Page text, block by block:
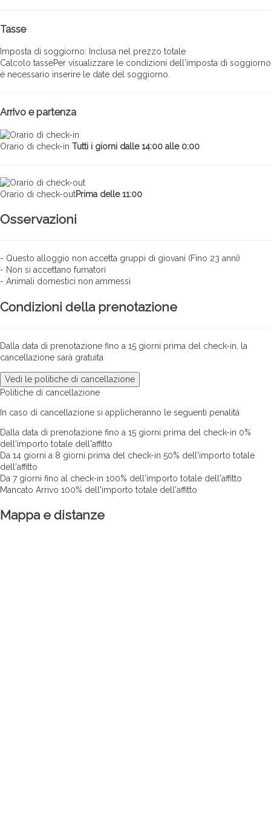
Tasse
Imposta di soggiorno: Inclusa nel prezzo totale
Calcolo tassePer visualizzare le condizioni dell'imposta di soggiorno
è necessario inserire le date del soggiorno.
Arrivo e partenza
Orario di check-in Tutti i giorni dalle 14:00 alle 0:00
Orario di check-outPrima delle 11:00
Osservazioni
- Questo alloggio non accetta gruppi di giovani (Fino 23 anni)
- Non si accettano fumatori
- Animali domestici non ammessi
Condizioni della prenotazione
Dalla data di prenotazione fino a 15 giorni prima del check-in, la
cancellazione sarà gratuita
Vedi le politiche di cancellazione
Politiche di cancellazione
In caso di cancellazione si applicheranno le seguenti penalitá
Dalla data di prenotazione fino a 15 giorni prima del check-in 0%
dell'importo totale dell'affitto
Da 14 giorni a 8 giorni prima del check-in 50% dell'importo totale
dell'affitto
Da 7 giorni fino al check-in 100% dell'importo totale dell'affitto
Mancato Arrivo 100% dell'importo totale dell'affitto
Mappa e distanze